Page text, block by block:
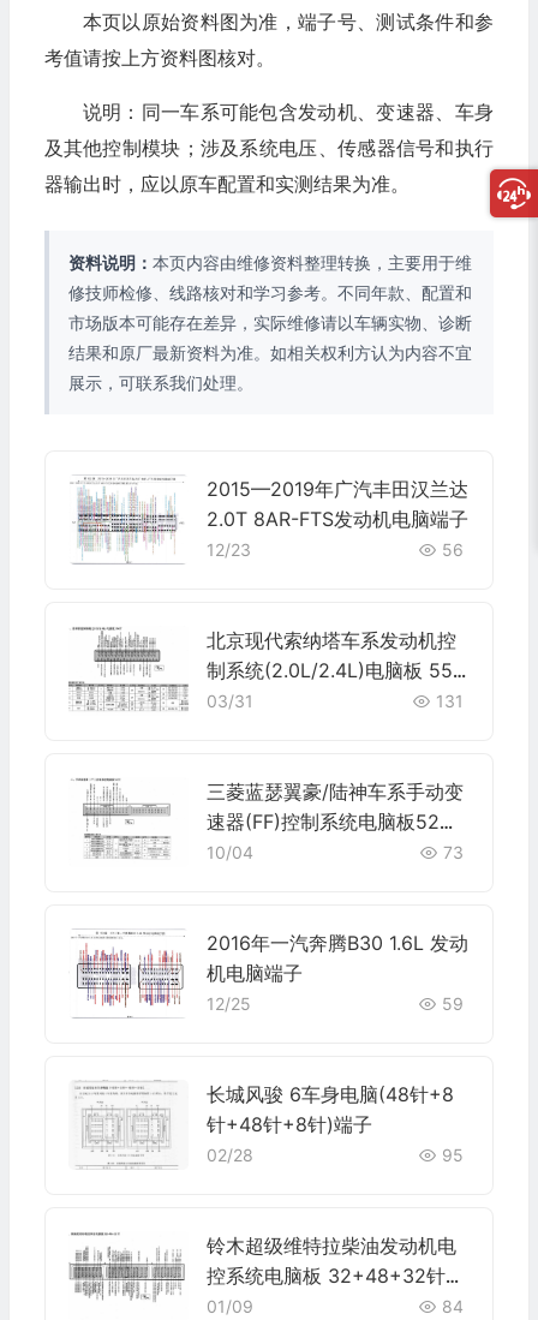
本页以原始资料图为准，端子号、测试条件和参
考值请按上方资料图核对。
说明：同一车系可能包含发动机、变速器、车身
及其他控制模块；涉及系统电压、传感器信号和执行
器输出时，应以原车配置和实测结果为准。
资料说明： 本页内容由维修资料整理转换，主要用于维
修技师检修、线路核对和学习参考。不同年款、配置和
市场版本可能存在差异，实际维修请以车辆实物、诊断
结果和原厂最新资料为准。如相关权利方认为内容不宜
展示，可联系我们处理。
2015—2019年广汽丰田汉兰达
2.0T 8AR-FTS发动机电脑端子
12/23 56
北京现代索纳塔车系发动机控
制系统(2.0L/2.4L)电脑板 55
针端子
03/31 131
三菱蓝瑟翼豪/陆神车系手动变
速器(FF)控制系统电脑板52针
端子
10/04 73
2016年一汽奔腾B30 1.6L 发动
机电脑端子
12/25 59
长城风骏 6车身电脑(48针+8
针+48针+8针)端子
02/28 95
铃木超级维特拉柴油发动机电
控系统电脑板 32+48+32针端
子
01/09 84